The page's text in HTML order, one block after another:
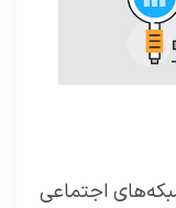
اجتماعی